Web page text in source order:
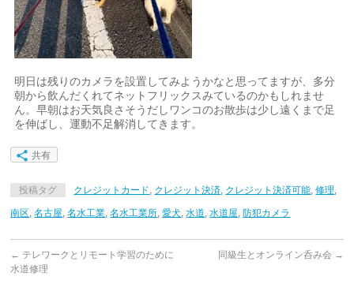
明日は残りのカメラを設置してみようかなと思ってますが、多分
朝から飲んだくれてネットフリックスみているのかもしれませ
ん。早朝はお天気良さそうだしワンコのお散歩は少し遠くまで足
を伸ばし、運動不足解消してきます。
共有
投稿タグ クレジットカード, クレジット決済, クレジット決済可能,修理,
南区,名古屋,名水工業,名水工業所,愛犬,水道,水道屋, 防犯カメラ
← テレワークとリモート学習のために
水道修理
同級生とオンライン呑み会 →